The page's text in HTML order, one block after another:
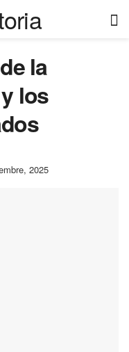
la
los
2025